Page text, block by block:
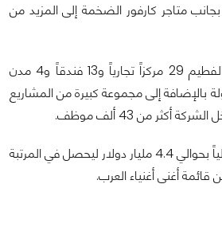
متاجر كارفور الضخمة إلى المزيد من
حالياً تمتلك شركة ماجد الفطيم 29 مركزاً تجارياً و13 فندقاً و4 مدن
في أكثر من 33 دولة بالإضافة إلى مجموعة كبيرة من المشاريع
أكثر من 43 ألف موظف.
تقدر ثروة ماجد الفطيم حالياً بحوالي 4.4 مليار دولار ليحصل في المرتبة
أغنى أغنياء العرب.